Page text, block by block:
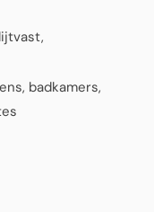
badkamers,